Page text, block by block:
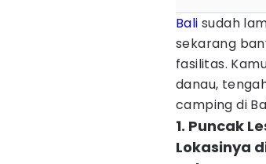
Bali sudah
sekarang
fasilitas.
danau,
camping di
1. Puncak
Lokasinya